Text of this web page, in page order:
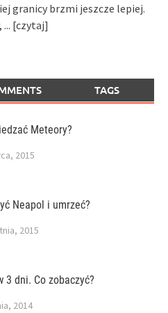
granicy brzmi jeszcze lepiej.
... [czytaj]
TAGS
Meteory?
2015
Neapol i umrzeć?
2015
3 dni. Co zobaczyć?
2014